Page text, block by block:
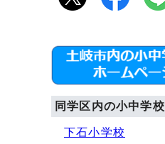
同学区内の小中学校
下石小学校